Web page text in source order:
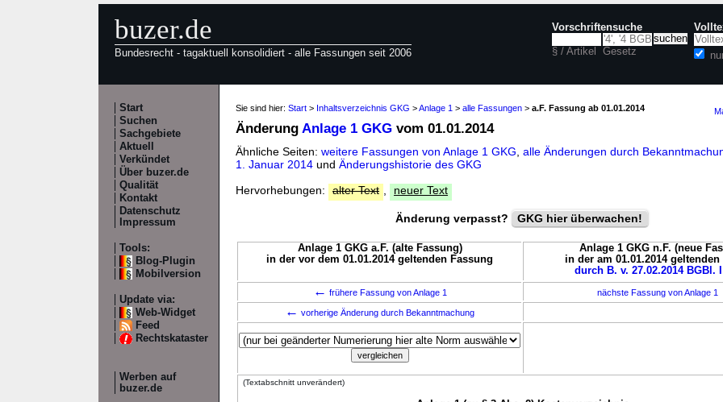
buzer.de
Bundesrecht - tagaktuell konsolidiert - alle Fassungen seit 2006
Vorschriftensuche
§ / Artikel Gesetz
Start
Suchen
Sachgebiete
Aktuell
Verkündet
Über buzer.de
Qualität
Kontakt
Datenschutz
Impressum
Tools:
Blog-Plugin
Mobilversion
Update via:
Web-Widget
Feed
Rechtskataster
Werben auf
buzer.de
Sie sind hier: Start > Inhaltsverzeichnis GKG >Anlage 1 > alle Fassungen > a.F. Fassung ab 01.01.2014
Änderung Anlage 1 GKG vom 01.01.2014
Ähnliche Seiten: weitere Fassungen von Anlage 1 GKG alle Änderungen durch
1. Januar 2014 und Änderungshistorie des GKG
Hervorhebungen:
alter Text neuer Text
Änderung verpasst? GKG hier überwachen!
Anlage 1 GKG a.F. (alte Fassung)
in der vor dem 01.01.2014 geltenden Fassung
Anlage 1 GKG n.F. (neue
in der am 01.01.2014
durch B. v. 27.02.2014 BGBl.
← frühere Fassung von Anlage 1 nächste Fassung von Anlage 1
← vorherige Änderung durch Bekanntmachung
(Textabschnitt unverändert)